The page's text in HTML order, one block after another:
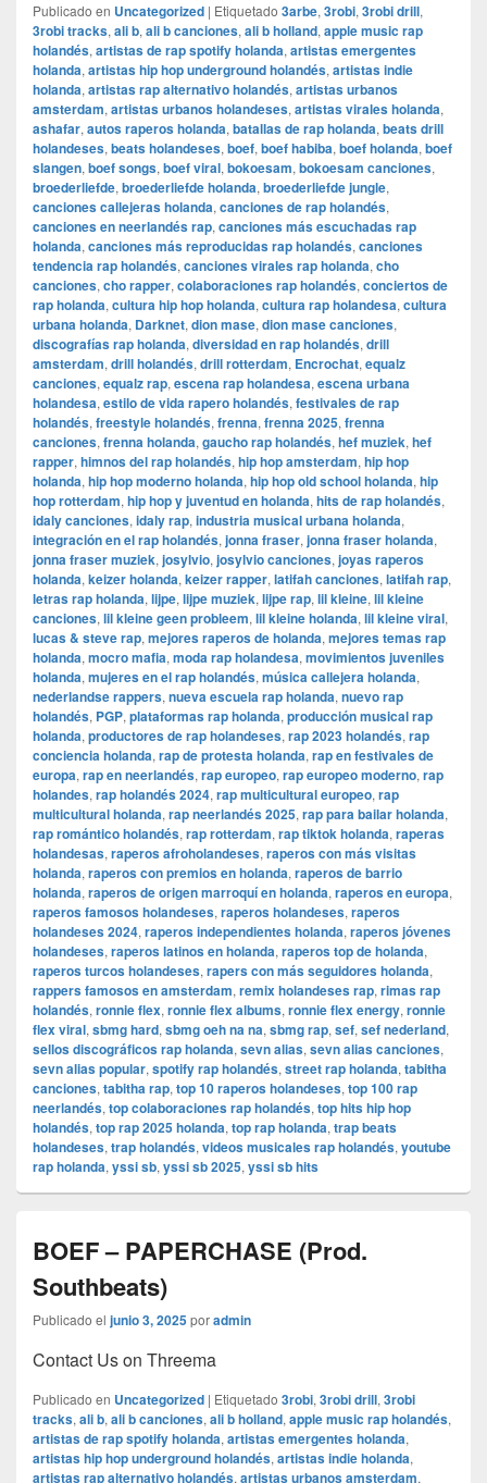
Publicado en Uncategorized | Etiquetado 3arbe, 3robi, 3robi drill,
3robi tracks, ali b, ali b canciones, ali b holland, apple music rap
holandés, artistas de rap spotify holanda, artistas emergentes
holanda, artistas hip hop underground holandés, artistas indie
holanda, artistas rap alternativo holandés, artistas urbanos
amsterdam, artistas urbanos holandeses, artistas virales holanda,
ashafar, autos raperos holanda, batallas de rap holanda, beats drill
holandeses, beats holandeses, boef, boef habiba, boef holanda, boef
slangen, boef songs, boef viral, bokoesam, bokoesam canciones,
broederliefde, broederliefde holanda, broederliefde jungle,
canciones callejeras holanda, canciones de rap holandés,
canciones en neerlandés rap, canciones más escuchadas rap
holanda, canciones más reproducidas rap holandés, canciones
tendencia rap holandés, canciones virales rap holanda, cho
canciones, cho rapper, colaboraciones rap holandés, conciertos de
rap holanda, cultura hip hop holanda, cultura rap holandesa, cultura
urbana holanda, Darknet, dion mase, dion mase canciones,
discografías rap holanda, diversidad en rap holandés, drill
amsterdam, drill holandés, drill rotterdam, Encrochat, equalz
canciones, equalz rap, escena rap holandesa, escena urbana
holandesa, estilo de vida rapero holandés, festivales de rap
holandés, freestyle holandés, frenna, frenna 2025, frenna
canciones, frenna holanda, gaucho rap holandés, hef muziek, hef
rapper, himnos del rap holandés, hip hop amsterdam, hip hop
holanda, hip hop moderno holanda, hip hop old school holanda, hip
hop rotterdam, hip hop y juventud en holanda, hits de rap holandés,
idaly canciones, idaly rap, industria musical urbana holanda,
integración en el rap holandés, jonna fraser, jonna fraser holanda,
jonna fraser muziek, josylvio, josylvio canciones, joyas raperos
holanda, keizer holanda, keizer rapper, latifah canciones, latifah rap,
letras rap holanda, lijpe, lijpe muziek, lijpe rap, lil kleine, lil kleine
canciones, lil kleine geen probleem, lil kleine holanda, lil kleine viral,
lucas & steve rap, mejores raperos de holanda, mejores temas rap
holanda, mocro mafia, moda rap holandesa, movimientos juveniles
holanda, mujeres en el rap holandés, música callejera holanda,
nederlandse rappers, nueva escuela rap holanda, nuevo rap
holandés, PGP, plataformas rap holanda, producción musical rap
holanda, productores de rap holandeses, rap 2023 holandés, rap
conciencia holanda, rap de protesta holanda, rap en festivales de
europa, rap en neerlandés, rap europeo, rap europeo moderno, rap
holandes, rap holandés 2024, rap multicultural europeo, rap
multicultural holanda, rap neerlandés 2025, rap para bailar holanda,
rap romántico holandés, rap rotterdam, rap tiktok holanda, raperas
holandesas, raperos afroholandeses, raperos con más visitas
holanda, raperos con premios en holanda, raperos de barrio
holanda, raperos de origen marroquí en holanda, raperos en europa,
raperos famosos holandeses, raperos holandeses, raperos
holandeses 2024, raperos independientes holanda, raperos jóvenes
holandeses, raperos latinos en holanda, raperos top de holanda,
raperos turcos holandeses, rapers con más seguidores holanda,
rappers famosos en amsterdam, remix holandeses rap, rimas rap
holandés, ronnie flex, ronnie flex albums, ronnie flex energy, ronnie
flex viral, sbmg hard, sbmg oeh na na, sbmg rap, sef, sef nederland,
sellos discográficos rap holanda, sevn alias, sevn alias canciones,
sevn alias popular, spotify rap holandés, street rap holanda, tabitha
canciones, tabitha rap, top 10 raperos holandeses, top 100 rap
neerlandés, top colaboraciones rap holandés, top hits hip hop
holandés, top rap 2025 holanda, top rap holanda, trap beats
holandeses, trap holandés, videos musicales rap holandés, youtube
rap holanda, yssi sb, yssi sb 2025, yssi sb hits
BOEF – PAPERCHASE (Prod.
Southbeats)
Publicado el junio 3, 2025poradmin
Contact Us on Threema
Publicado en Uncategorized | Etiquetado 3robi, 3robi drill, 3robi
tracks, ali b, ali b canciones, ali b holland, apple music rap holandés,
artistas de rap spotify holanda, artistas emergentes holanda,
artistas hip hop underground holandés, artistas indie holanda,
artistas rap alternativo holandés, artistas urbanos amsterdam,